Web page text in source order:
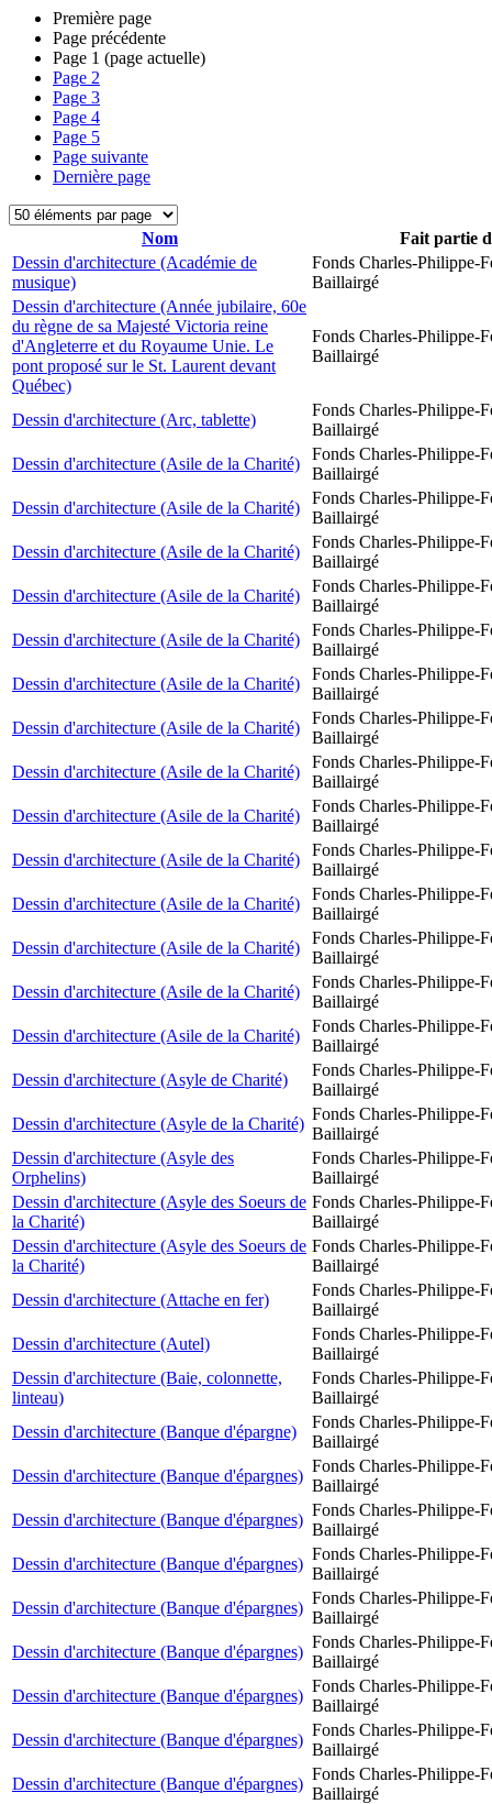
Première page
Page précédente
Page 1 (page actuelle)
Page 2
Page 3
Page 4
Page 5
Page suivante
Dernière page
Nom
Fait partie
Dessin d'architecture (Académie de
musique)
Fonds Charles-Philippe-
Baillairgé
Dessin d'architecture (Année jubilaire, 60e
du règne de sa Majesté Victoria reine
d'Angleterre et du Royaume Unie. Le
pont proposé sur le St. Laurent devant
Québec)
Fonds Charles-Philippe-
Baillairgé
Dessin d'architecture (Arc, tablette)
Fonds Charles-Philippe-
Baillairgé
Dessin d'architecture (Asile de la Charité)
Fonds Charles-Philippe-
Baillairgé
Dessin d'architecture (Asile de la Charité)
Fonds Charles-Philippe-
Baillairgé
Dessin d'architecture (Asile de la Charité)
Fonds Charles-Philippe-
Baillairgé
Dessin d'architecture (Asile de la Charité)
Fonds Charles-Philippe-
Baillairgé
Dessin d'architecture (Asile de la Charité)
Fonds Charles-Philippe-
Baillairgé
Dessin d'architecture (Asile de la Charité)
Fonds Charles-Philippe-
Baillairgé
Dessin d'architecture (Asile de la Charité)
Fonds Charles-Philippe-
Baillairgé
Dessin d'architecture (Asile de la Charité)
Fonds Charles-Philippe-
Baillairgé
Dessin d'architecture (Asile de la Charité)
Fonds Charles-Philippe-
Baillairgé
Dessin d'architecture (Asile de la Charité)
Fonds Charles-Philippe-
Baillairgé
Dessin d'architecture (Asile de la Charité)
Fonds Charles-Philippe-
Baillairgé
Dessin d'architecture (Asile de la Charité)
Fonds Charles-Philippe-
Baillairgé
Dessin d'architecture (Asile de la Charité)
Fonds Charles-Philippe-
Baillairgé
Dessin d'architecture (Asile de la Charité)
Fonds Charles-Philippe-
Baillairgé
Dessin d'architecture (Asyle de Charité)
Fonds Charles-Philippe-
Baillairgé
Dessin d'architecture (Asyle de la Charité)
Fonds Charles-Philippe-
Baillairgé
Dessin d'architecture (Asyle des
Orphelins)
Fonds Charles-Philippe-
Baillairgé
Dessin d'architecture (Asyle des Soeurs de
la Charité)
Fonds Charles-Philippe-
Baillairgé
Dessin d'architecture (Asyle des Soeurs de
la Charité)
Fonds Charles-Philippe-
Baillairgé
Dessin d'architecture (Attache en fer)
Fonds Charles-Philippe-
Baillairgé
Dessin d'architecture (Autel)
Fonds Charles-Philippe-
Baillairgé
Dessin d'architecture (Baie, colonnette,
linteau)
Fonds Charles-Philippe-
Baillairgé
Dessin d'architecture (Banque d'épargne)
Fonds Charles-Philippe-
Baillairgé
Dessin d'architecture (Banque d'épargnes)
Fonds Charles-Philippe-
Baillairgé
Dessin d'architecture (Banque d'épargnes)
Fonds Charles-Philippe-
Baillairgé
Dessin d'architecture (Banque d'épargnes)
Fonds Charles-Philippe-
Baillairgé
Dessin d'architecture (Banque d'épargnes)
Fonds Charles-Philippe-
Baillairgé
Dessin d'architecture (Banque d'épargnes)
Fonds Charles-Philippe-
Baillairgé
Dessin d'architecture (Banque d'épargnes)
Fonds Charles-Philippe-
Baillairgé
Dessin d'architecture (Banque d'épargnes)
Fonds Charles-Philippe-
Baillairgé
Dessin d'architecture (Banque d'épargnes)
Fonds Charles-Philippe-
Baillairgé